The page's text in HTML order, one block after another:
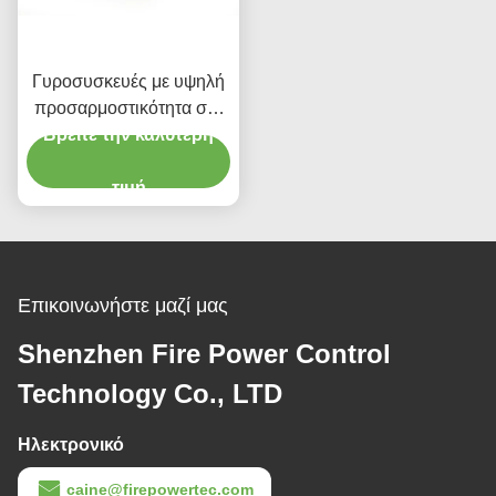
Γυροσυσκευές με υψηλή
προσαρμοστικότητα στο
περιβάλλον
Βρείτε την καλύτερη
τιμή
Επικοινωνήστε μαζί μας
Shenzhen Fire Power Control
Technology Co., LTD
Ηλεκτρονικό
caine@firepowertec.com